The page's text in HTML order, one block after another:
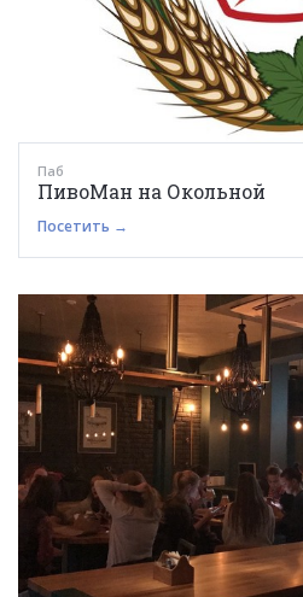
Паб
ПивоМан на Окольной
Посетить →